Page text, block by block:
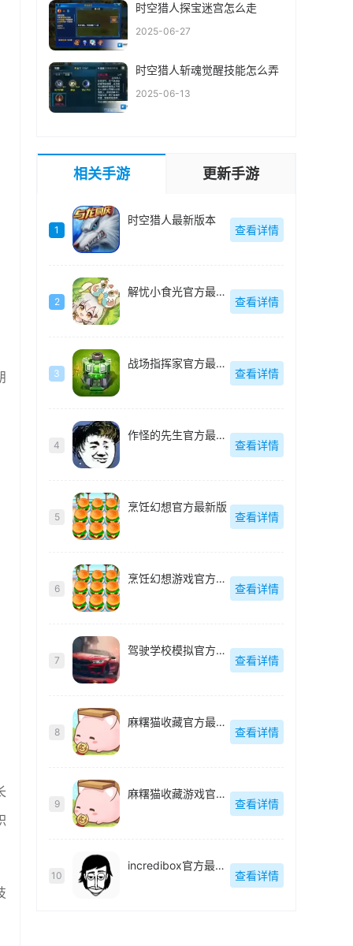
时空猎人探宝迷宫怎么走
2025-06-27
时空猎人斩魂觉醒技能怎么弄
2025-06-13
相关手游 更新手游
1
时空猎人最新版本
查看详情
2
解忧小食光官方最新版
查看详情
3
战场指挥家官方最新版
查看详情
4
作怪的先生官方最新版
查看详情
5
烹饪幻想官方最新版
查看详情
6
烹饪幻想游戏官方最新版
查看详情
7
驾驶学校模拟官方最新版
查看详情
8
麻糬猫收藏官方最新版
查看详情
9
麻糬猫收藏游戏官方最新版
查看详情
10
incredibox官方最新版
查看详情